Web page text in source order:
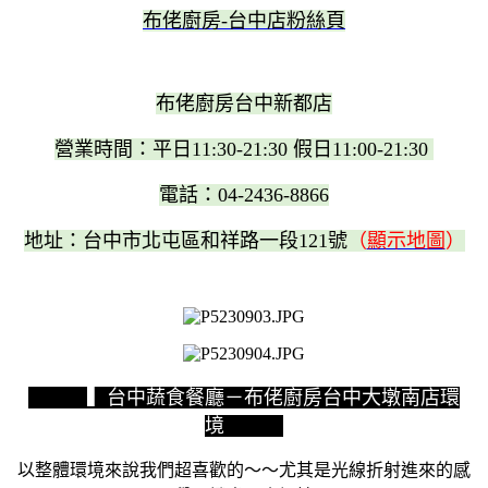
布佬廚房-台中店粉絲頁
布佬廚房台中新都店
營業時間：平日11:30-21:30 假日11:00-21:30
電話：04-2436-8866
地址：台中市北屯區和祥路一段121號（顯示地圖 ）
▍台中蔬食餐廳－布佬廚房台中大墩南店環
境
以整體環境來說我們超喜歡的～～尤其是光線折射進來的感